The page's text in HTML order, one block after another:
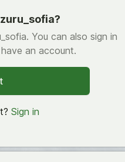
You can also sign in
an account.
Sign in